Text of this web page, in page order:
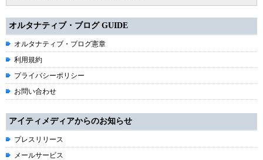
オルタナティブ・ブログ GUIDE
オルタナティブ・ブログ憲章
利用規約
プライバシーポリシー
お問い合わせ
アイティメディアからのお知らせ
プレスリリース
メールサービス